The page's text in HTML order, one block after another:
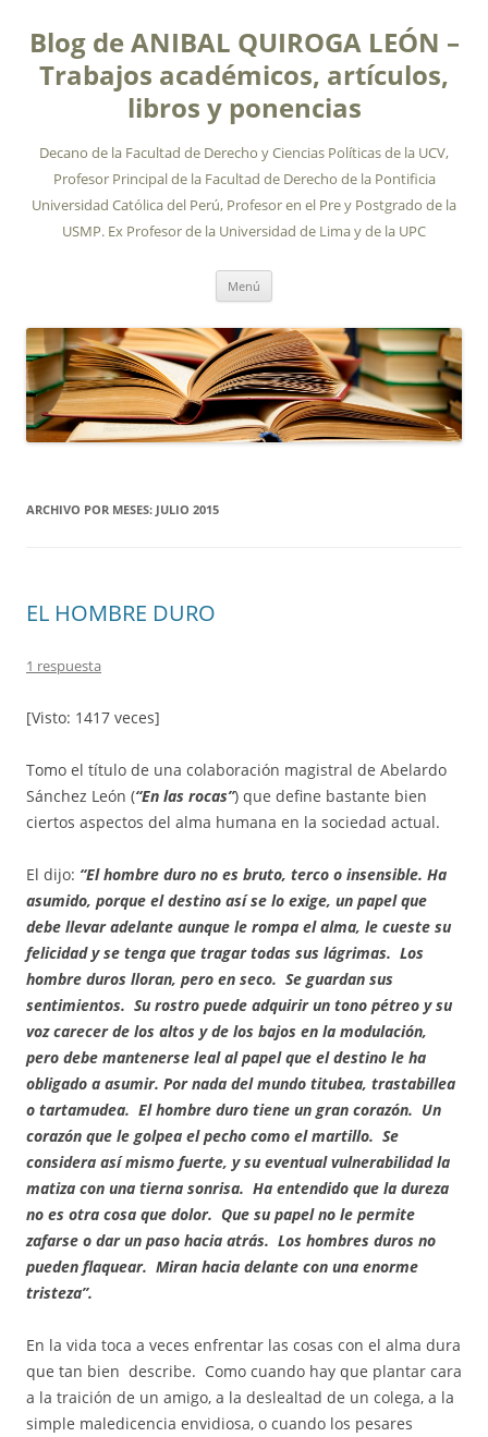
Blog de ANIBAL QUIROGA LEÓN –
Trabajos académicos, artículos,
libros y ponencias
Decano de la Facultad de Derecho y Ciencias Políticas de la UCV,
Profesor Principal de la Facultad de Derecho de la Pontificia
Universidad Católica del Perú, Profesor en el Pre y Postgrado de la
USMP. Ex Profesor de la Universidad de Lima y de la UPC
Menú
ARCHIVO POR MESES: JULIO 2015
EL HOMBRE DURO
1 respuesta
[Visto: 1417 veces]
Tomo el título de una colaboración magistral de Abelardo
Sánchez León (“En las rocas”) que define bastante bien
ciertos aspectos del alma humana en la sociedad actual.
El dijo: “El hombre duro no es bruto, terco o insensible. Ha
asumido, porque el destino así se lo exige, un papel que
debe llevar adelante aunque le rompa el alma, le cueste su
felicidad y se tenga que tragar todas sus lágrimas. Los
hombre duros lloran, pero en seco. Se guardan sus
sentimientos. Su rostro puede adquirir un tono pétreo y su
voz carecer de los altos y de los bajos en la modulación,
pero debe mantenerse leal al papel que el destino le ha
obligado a asumir. Por nada del mundo titubea, trastabillea
o tartamudea. El hombre duro tiene un gran corazón. Un
corazón que le golpea el pecho como el martillo. Se
considera así mismo fuerte, y su eventual vulnerabilidad la
matiza con una tierna sonrisa. Ha entendido que la dureza
no es otra cosa que dolor. Que su papel no le permite
zafarse o dar un paso hacia atrás. Los hombres duros no
pueden flaquear. Miran hacia delante con una enorme
tristeza”.
En la vida toca a veces enfrentar las cosas con el alma dura
que tan bien describe. Como cuando hay que plantar cara
a la traición de un amigo, a la deslealtad de un colega, a la
simple maledicencia envidiosa, o cuando los pesares